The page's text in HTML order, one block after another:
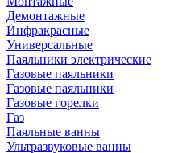
Демонтажные
Инфракрасные
Универсальные
Паяльники электрические
Газовые паяльники
Газовые паяльники
Газовые горелки
Газ
Паяльные ванны
Ультразвуковые ванны